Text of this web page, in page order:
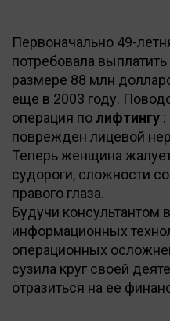
Первоначально 49-
потребовала
размере 88 млн
еще в 2003 году.
операция по лифтингу
поврежден лицевой
Теперь женщина
судороги, сложности
правого глаза.
Будучи консультантом
информационных
операционных
сузила круг своей
отразиться на ее